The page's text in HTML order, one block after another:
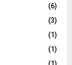
(6)
(3)
(1)
(1)
(1)